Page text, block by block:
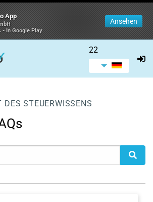
App
- In Google Play
Ansehen
22
DES STEUERWISSENS